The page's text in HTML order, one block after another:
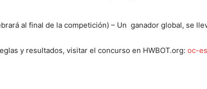
al final de la competición) – Un ganador global, se
y resultados, visitar el concurso en HWBOT.org: oc-